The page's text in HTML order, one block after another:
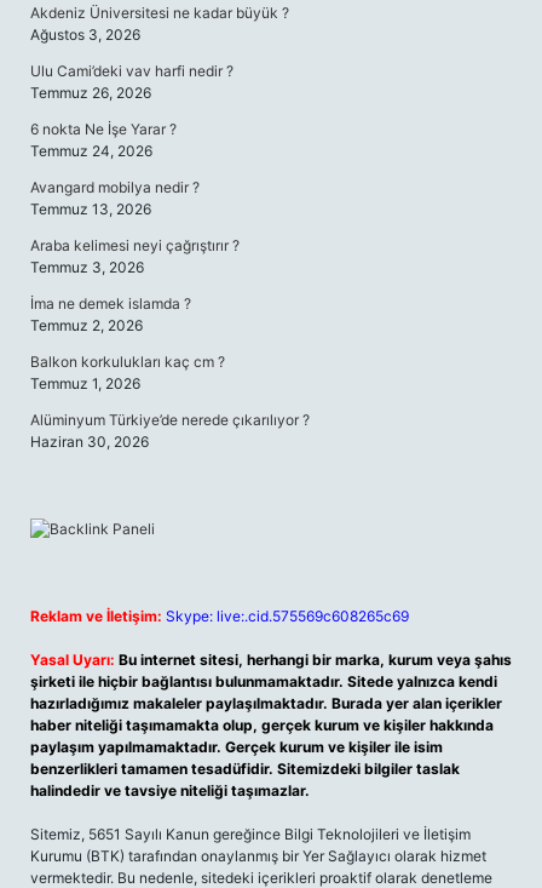
Akdeniz Üniversitesi ne kadar büyük ?
Ağustos 3, 2026
Ulu Cami’deki vav harfi nedir ?
Temmuz 26, 2026
6 nokta Ne İşe Yarar ?
Temmuz 24, 2026
Avangard mobilya nedir ?
Temmuz 13, 2026
Araba kelimesi neyi çağrıştırır ?
Temmuz 3, 2026
İma ne demek islamda ?
Temmuz 2, 2026
Balkon korkulukları kaç cm ?
Temmuz 1, 2026
Alüminyum Türkiye’de nerede çıkarılıyor ?
Haziran 30, 2026
Reklam ve İletişim: Skype: live:.cid.575569c608265c69
Yasal Uyarı: Bu internet sitesi, herhangi bir marka, kurum veya şahıs
şirketi ile hiçbir bağlantısı bulunmamaktadır. Sitede yalnızca kendi
hazırladığımız makaleler paylaşılmaktadır. Burada yer alan içerikler
haber niteliği taşımamakta olup, gerçek kurum ve kişiler hakkında
paylaşım yapılmamaktadır. Gerçek kurum ve kişiler ile isim
benzerlikleri tamamen tesadüfidir. Sitemizdeki bilgiler taslak
halindedir ve tavsiye niteliği taşımazlar.
Sitemiz, 5651 Sayılı Kanun gereğince Bilgi Teknolojileri ve İletişim
Kurumu (BTK) tarafından onaylanmış bir Yer Sağlayıcı olarak hizmet
vermektedir. Bu nedenle, sitedeki içerikleri proaktif olarak denetleme